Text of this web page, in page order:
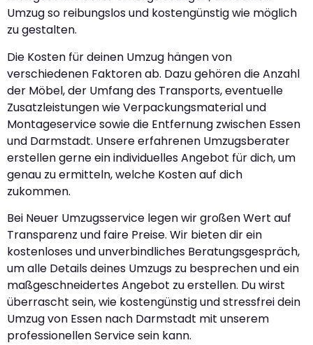
Umzug so reibungslos und kostengünstig wie möglich
zu gestalten.
Die Kosten für deinen Umzug hängen von
verschiedenen Faktoren ab. Dazu gehören die Anzahl
der Möbel, der Umfang des Transports, eventuelle
Zusatzleistungen wie Verpackungsmaterial und
Montageservice sowie die Entfernung zwischen Essen
und Darmstadt. Unsere erfahrenen Umzugsberater
erstellen gerne ein individuelles Angebot für dich, um
genau zu ermitteln, welche Kosten auf dich
zukommen.
Bei Neuer Umzugsservice legen wir großen Wert auf
Transparenz und faire Preise. Wir bieten dir ein
kostenloses und unverbindliches Beratungsgespräch,
um alle Details deines Umzugs zu besprechen und ein
maßgeschneidertes Angebot zu erstellen. Du wirst
überrascht sein, wie kostengünstig und stressfrei dein
Umzug von Essen nach Darmstadt mit unserem
professionellen Service sein kann.